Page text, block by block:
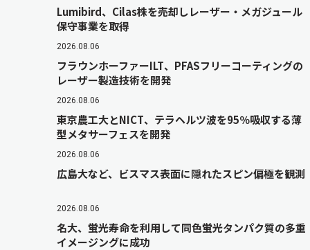
Lumibird、Cilas株を売却しレーザー・メガジュール
保守事業を取得
2026.08.06
フラウンホーファーILT、PFASフリーコーティングの
レーザー製造技術を開発
2026.08.06
東京農工大とNICT、テラヘルツ波を95％吸収する薄
型メタサーフェスを開発
2026.08.06
広島大など、ビスマス表面に隠れたスピン偏極を観測
2026.08.06
名大、蛍光寿命を利用して同色蛍光タンパク質の多重
イメージングに成功